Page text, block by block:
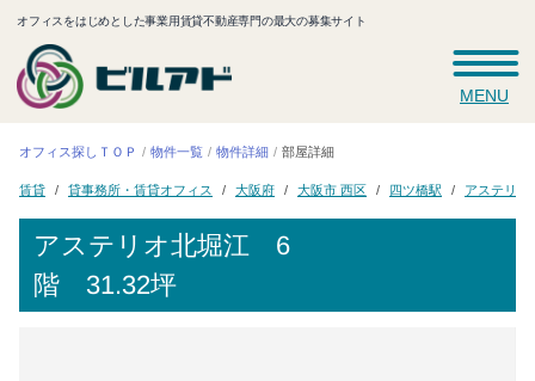
オフィスをはじめとした事業用賃貸不動産専門の最大の募集サイト
MENU
オフィス探しＴＯＰ 物件一覧 物件詳細 部屋詳細
賃貸 貸事務所・賃貸オフィス 大阪府 大阪市 西区 四ツ橋駅 アステリオ
アステリオ北堀江 6
階 31.32坪